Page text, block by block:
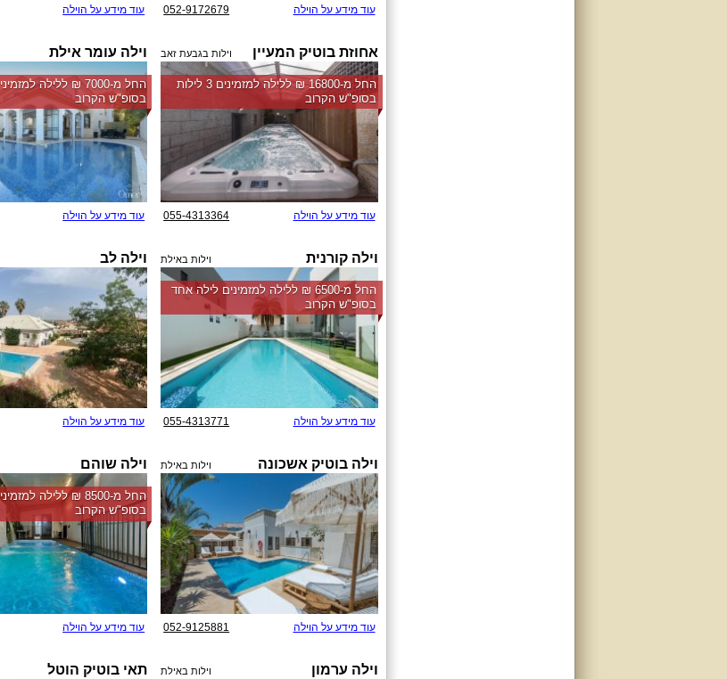
עוד מידע על הוילה 052-9172679 עוד מידע על הוילה
אחוזת בוטיק המעיין וילות בגבעת זאב
החל מ-‏16800 ₪ ללילה למזמינים 3 לילות
בסופ"ש הקרוב
עוד מידע על הוילה 055-4313364
וילה עומר אילת
בסופ"ש הקרוב
עוד מידע על הוילה
וילה קורנית וילות באילת
החל מ-‏6500 ₪ ללילה למזמינים לילה אחד
בסופ"ש הקרוב
עוד מידע על הוילה 055-4313771
וילה לב
עוד מידע על הוילה
וילה בוטיק אשכונה וילות באילת
עוד מידע על הוילה 052-9125881
וילה שוהם
בסופ"ש הקרוב
עוד מידע על הוילה
וילה ערמון וילות באילת תאי בוטיק הוטל